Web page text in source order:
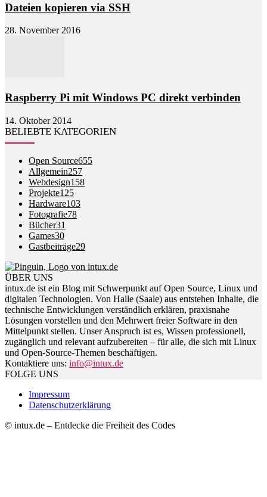
Dateien kopieren via SSH
28. November 2016
Raspberry Pi mit Windows PC direkt verbinden
14. Oktober 2014
BELIEBTE KATEGORIEN
Open Source655
Allgemein257
Webdesign158
Projekte125
Hardware103
Fotografie78
Bücher31
Games30
Gastbeiträge29
ÜBER UNS
intux.de ist ein Blog mit Schwerpunkt auf Open Source, Linux und
digitalen Technologien. Von Halle (Saale) aus entstehen Inhalte, die
technische Entwicklungen verständlich erklären, praxisnahe
Lösungen vorstellen und den Mehrwert freier Software in den
Mittelpunkt stellen. Unser Anspruch ist es, Wissen professionell,
zugänglich und relevant aufzubereiten – für alle, die sich mit Linux
und Open-Source-Themen beschäftigen.
Kontaktiere uns: info@intux.de
FOLGE UNS
Impressum
Datenschutzerklärung
© intux.de – Entdecke die Freiheit des Codes